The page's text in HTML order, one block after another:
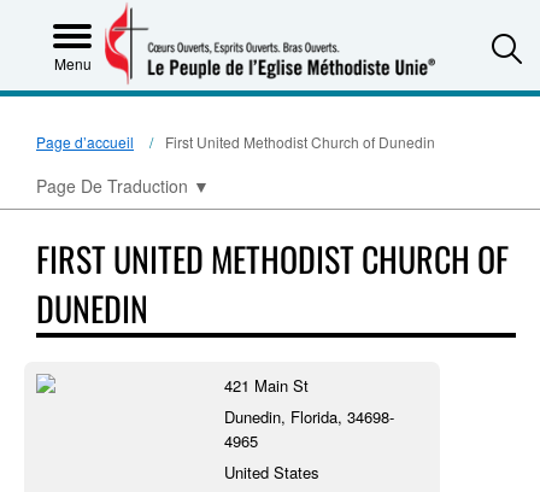
Menu
Page d’accueil First United Methodist Church of Dunedin
Page De Traduction ▼
FIRST UNITED METHODIST CHURCH OF
DUNEDIN
421 Main St
Dunedin, Florida, 34698-
4965
United States